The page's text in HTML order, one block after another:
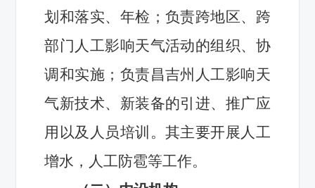
划和落实、年检；负责跨地区、跨
部门人工影响天气活动的组织、协
调和实施；负责昌吉州人工影响天
气新技术、新装备的引进、推广应
用以及人员培训。其主要开展人工
增水，人工防雹等工作。